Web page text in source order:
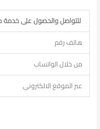
للتواصل والحصول على خدمة
هاتف رقم
من خلال الواتساب
عبر الموقع الالكتروني